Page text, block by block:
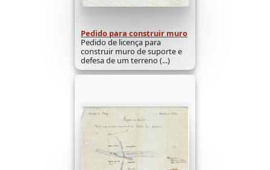
Pedido para construir muro
Pedido de licença para
construir muro de suporte e
defesa de um terreno (...)